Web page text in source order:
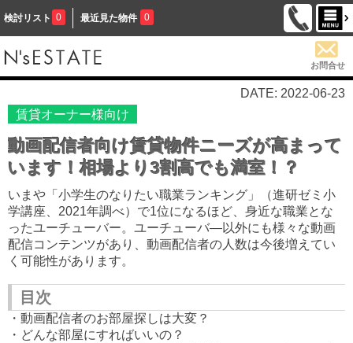
検討リスト 0 最近見た物件 0
お問合せ
DATE: 2022-06-23
賃貸オーナー様向け
動画配信者向け賃貸物件ニーズが高まって
います！相場より3割高でも満室！？
いまや「小学生のなりたい職業ランキング」（進研ゼミ小
学講座、2021年調べ）で1位になるほど、身近な職業とな
ったユーチューバー。ユーチューバ―以外にも様々な動画
配信コンテンツがあり、動画配信者の人数は今後増えてい
く可能性があります。
目次
・動画配信者のお部屋探しは大変？
・どんな部屋にすればいいの？